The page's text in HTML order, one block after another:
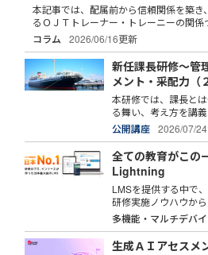
本記事では、配属前から信頼関係を築き
るＯＪＴトレーナー・トレーニーの関係
コラム
2026/06/16更新
新任課長研修～管
メント・采配力（
本研修では、課長と
る舞い、考え方を講
公開講座
2026/07/
全ての教育がこ
Lightning
LMSを提供する中で
研修実施ノウハウか
多機能・マルチデバ
生成ＡＩアセスメ